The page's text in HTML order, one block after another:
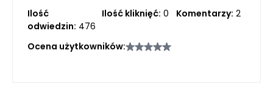
Ilość
odwiedzin: 476
Ilość kliknięć: 0 Komentarzy: 2
Ocena użytkowników: